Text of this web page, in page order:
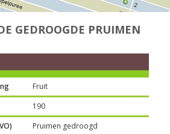
GEDROOGDE PRUIMEN
Fruit
190
Pruimen gedroogd